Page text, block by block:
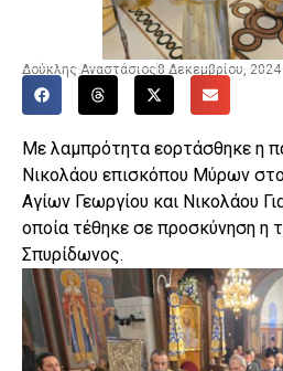
Δούκλης Αναστάσιος 8 Δεκεμβρίου, 2024
Με λαμπρότητα εορτάσθηκε η
Νικολάου επισκόπου Μύρων
Αγίων Γεωργίου και Νικολάου
οποία τέθηκε σε προσκύνηση η
Σπυρίδωνος.